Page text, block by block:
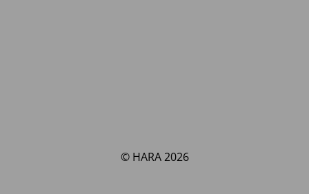
© HARA 2026